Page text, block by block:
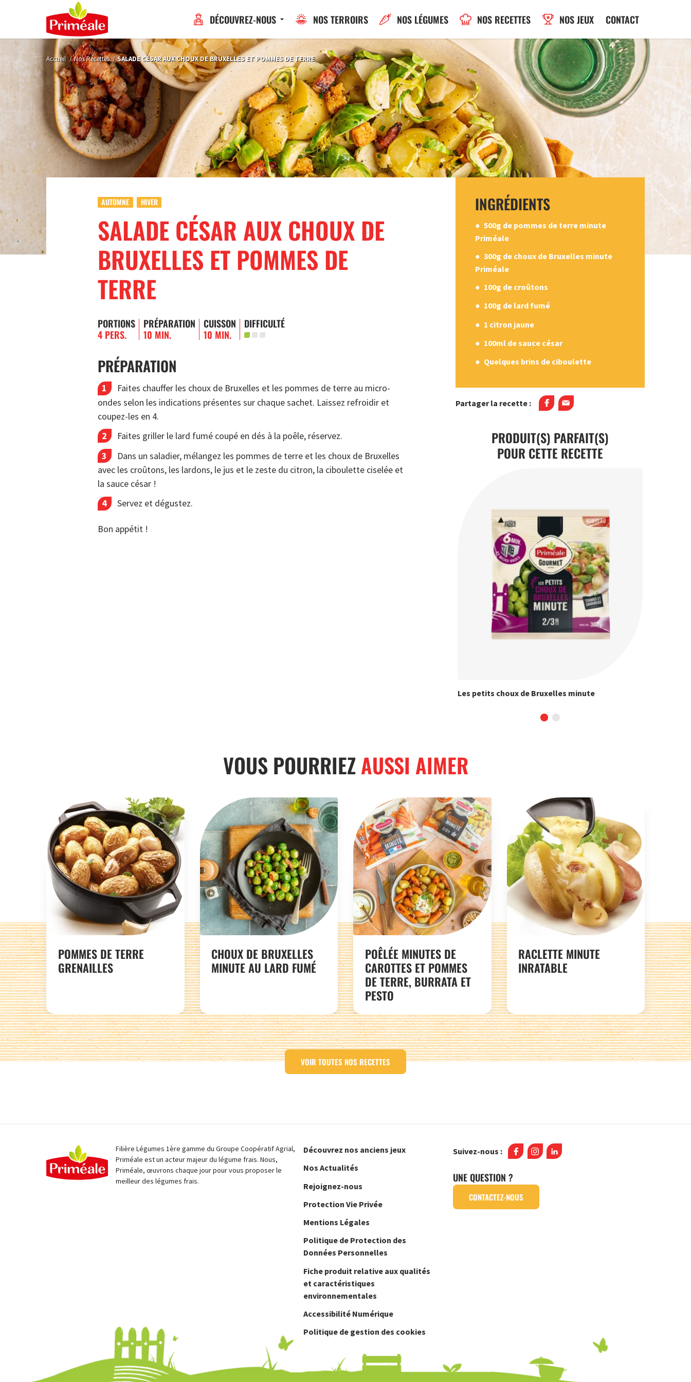
DÉCOUVREZ-NOUS NOS TERROIRS NOS LÉGUMES NOS RECETTES NOS JEUX CONTACT
Accueil / Nos Recettes / SALADE CÉSAR AUX CHOUX DE BRUXELLES ET POMMES DE TERRE
AUTOMNE HIVER
SALADE CÉSAR AUX CHOUX DE
BRUXELLES ET POMMES DE
TERRE
PORTIONS
4 PERS.
PRÉPARATION
10 MIN.
CUISSON
10 MIN.
DIFFICULTÉ
PRÉPARATION
Faites chauffer les choux de Bruxelles et les pommes de terre au micro-
ondes selon les indications présentes sur chaque sachet. Laissez refroidir et
coupez-les en 4.
Faites griller le lard fumé coupé en dés à la poêle, réservez.
Dans un saladier, mélangez les pommes de terre et les choux de Bruxelles
avec les croûtons, les lardons, le jus et le zeste du citron, la ciboulette ciselée et
la sauce césar !
Servez et dégustez.
Bon appétit !
INGRÉDIENTS
500g de pommes de terre minute
Priméale
300g de choux de Bruxelles minute
Priméale
100g de croûtons
100g de lard fumé
1 citron jaune
100ml de sauce césar
Quelques brins de ciboulette
Partager la recette :
PRODUIT(S) PARFAIT(S)
POUR CETTE RECETTE
Les petits choux de Bruxelles minute
VOUS POURRIEZAUSSI AIMER
POMMES DE TERRE
GRENAILLES
CHOUX DE BRUXELLES
MINUTE AU LARD FUMÉ
POÊLÉE MINUTES DE
CAROTTES ET POMMES
DE TERRE, BURRATA ET
PESTO
RACLETTE MINUTE
INRATABLE
VOIR TOUTES NOS RECETTES
Filière Légumes 1ère gamme du Groupe Coopératif Agrial,
Priméale est un acteur majeur du légume frais. Nous,
Priméale, œuvrons chaque jour pour vous proposer le
meilleur des légumes frais.
Découvrez nos anciens jeux
Nos Actualités
Rejoignez-nous
Protection Vie Privée
Mentions Légales
Politique de Protection des
Données Personnelles
Fiche produit relative aux qualités
et caractéristiques
environnementales
Accessibilité Numérique
Politique de gestion des cookies
Suivez-nous :
UNE QUESTION ?
CONTACTEZ-NOUS